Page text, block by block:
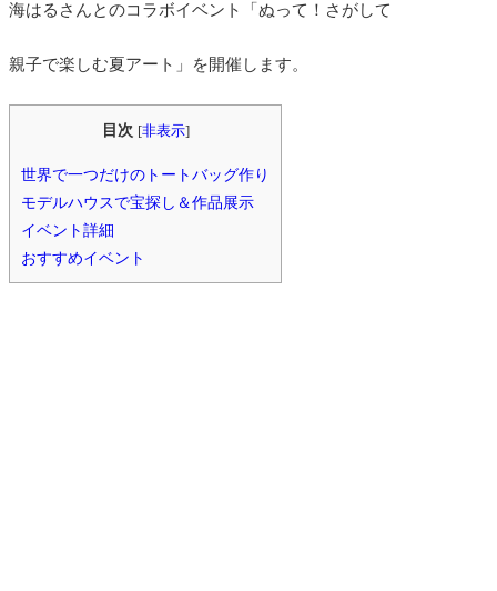
海はるさんとのコラボイベント「ぬって！さがして
親子で楽しむ夏アート」を開催します。
目次 [非表示]
世界で一つだけのトートバッグ作り
モデルハウスで宝探し＆作品展示
イベント詳細
おすすめイベント